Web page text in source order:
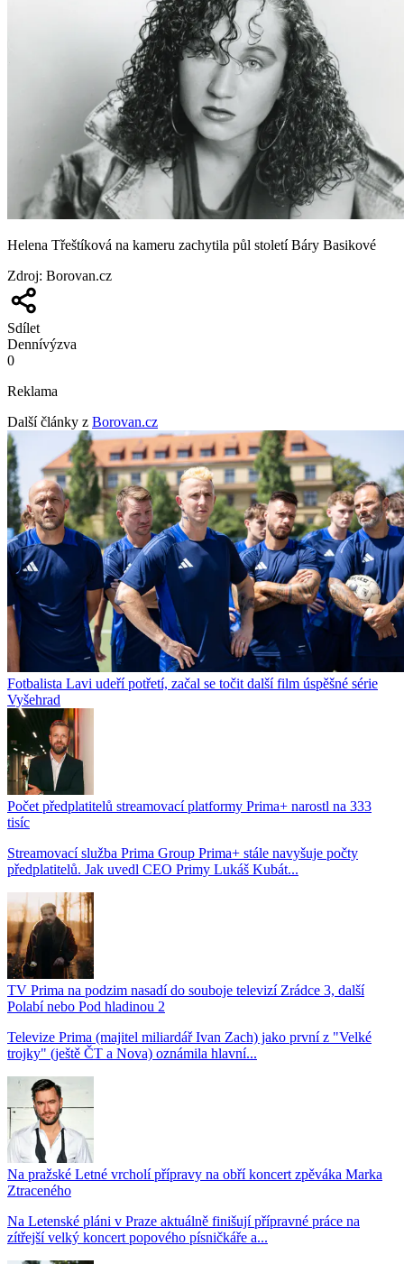
Helena Třeštíková na kameru zachytila půl století Báry Basikové
Zdroj: Borovan.cz
Sdílet
Dennívýzva
0
Reklama
Další články z Borovan.cz
Fotbalista Lavi udeří potřetí, začal se točit další film úspěšné série
Vyšehrad
Počet předplatitelů streamovací platformy Prima+ narostl na 333
tisíc
Streamovací služba Prima Group Prima+ stále navyšuje počty
předplatitelů. Jak uvedl CEO Primy Lukáš Kubát...
TV Prima na podzim nasadí do souboje televizí Zrádce 3, další
Polabí nebo Pod hladinou 2
Televize Prima (majitel miliardář Ivan Zach) jako první z "Velké
trojky" (ještě ČT a Nova) oznámila hlavní...
Na pražské Letné vrcholí přípravy na obří koncert zpěváka Marka
Ztraceného
Na Letenské pláni v Praze aktuálně finišují přípravné práce na
zítřejší velký koncert popového písničkáře a...